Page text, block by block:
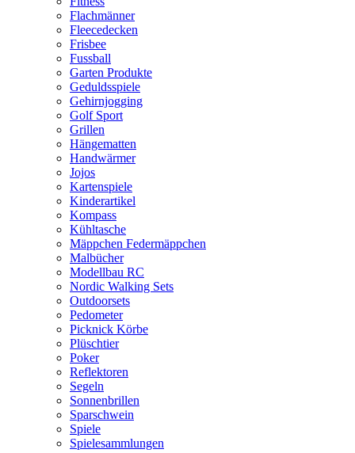
Flachmänner
Fleecedecken
Frisbee
Fussball
Garten Produkte
Geduldsspiele
Gehirnjogging
Golf Sport
Grillen
Hängematten
Handwärmer
Jojos
Kartenspiele
Kinderartikel
Kompass
Kühltasche
Mäppchen Federmäppchen
Malbücher
Modellbau RC
Nordic Walking Sets
Outdoorsets
Pedometer
Picknick Körbe
Plüschtier
Poker
Reflektoren
Segeln
Sonnenbrillen
Sparschwein
Spiele
Spielesammlungen